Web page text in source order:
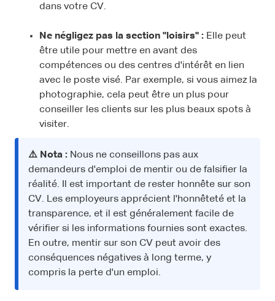
dans votre CV.
Ne négligez pas la section "loisirs" : Elle peut
être utile pour mettre en avant des
compétences ou des centres d'intérêt en lien
avec le poste visé. Par exemple, si vous aimez la
photographie, cela peut être un plus pour
conseiller les clients sur les plus beaux spots à
visiter.
⚠️ Nota : Nous ne conseillons pas aux
demandeurs d'emploi de mentir ou de falsifier la
réalité. Il est important de rester honnête sur son
CV. Les employeurs apprécient l'honnêteté et la
transparence, et il est généralement facile de
vérifier si les informations fournies sont exactes.
En outre, mentir sur son CV peut avoir des
conséquences négatives à long terme, y
compris la perte d'un emploi.